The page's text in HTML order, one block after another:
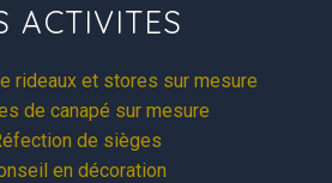
ACTIVITES
rideaux et stores sur mesure
de canapé sur mesure
de sièges
en décoration